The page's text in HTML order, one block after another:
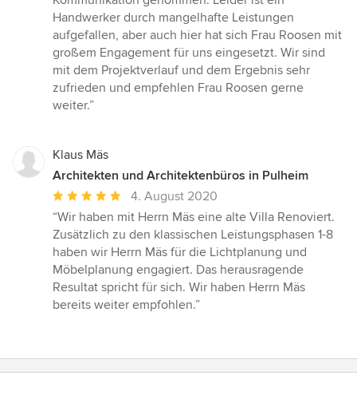
Handwerker durch mangelhafte Leistungen
aufgefallen, aber auch hier hat sich Frau Roosen mit
großem Engagement für uns eingesetzt. Wir sind
mit dem Projektverlauf und dem Ergebnis sehr
zufrieden und empfehlen Frau Roosen gerne
weiter.”
Klaus Mäs
Architekten und Architektenbüros in Pulheim
Durchschnittliche
Bewertung:
5
von
5
Sternen
4. August 2020
“Wir haben mit Herrn Mäs eine alte Villa Renoviert.
Zusätzlich zu den klassischen Leistungsphasen 1-8
haben wir Herrn Mäs für die Lichtplanung und
Möbelplanung engagiert. Das herausragende
Resultat spricht für sich. Wir haben Herrn Mäs
bereits weiter empfohlen.”